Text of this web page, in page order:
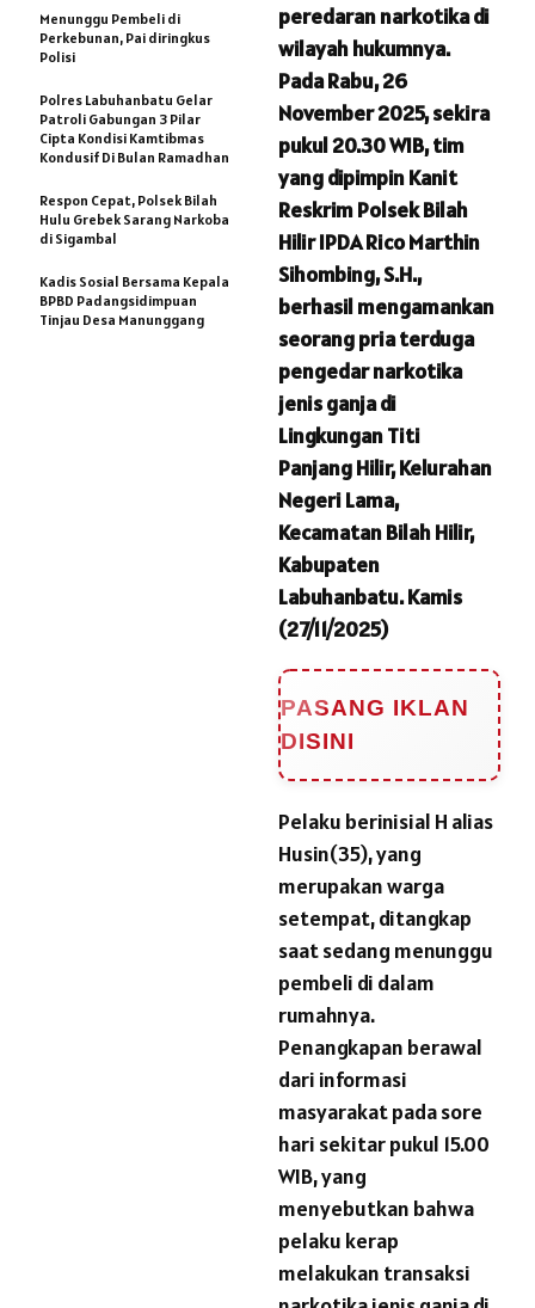
peredaran narkotika di
wilayah hukumnya.
Pada Rabu, 26
November 2025, sekira
pukul 20.30 WIB, tim
yang dipimpin Kanit
Reskrim Polsek Bilah
Hilir IPDA Rico Marthin
Sihombing, S.H.,
berhasil mengamankan
seorang pria terduga
pengedar narkotika
jenis ganja di
Lingkungan Titi
Panjang Hilir, Kelurahan
Negeri Lama,
Kecamatan Bilah Hilir,
Kabupaten
Labuhanbatu. Kamis
(27/11/2025)
PASANG IKLAN
DISINI
Pelaku berinisial H alias
Husin(35), yang
merupakan warga
setempat, ditangkap
saat sedang menunggu
pembeli di dalam
rumahnya.
Penangkapan berawal
dari informasi
masyarakat pada sore
hari sekitar pukul 15.00
WIB, yang
menyebutkan bahwa
pelaku kerap
melakukan transaksi
Menunggu Pembeli di
Perkebunan, Pai diringkus
Polisi
Polres Labuhanbatu Gelar
Patroli Gabungan 3 Pilar
Cipta Kondisi Kamtibmas
Kondusif Di Bulan Ramadhan
Respon Cepat, Polsek Bilah
Hulu Grebek Sarang Narkoba
di Sigambal
Kadis Sosial Bersama Kepala
BPBD Padangsidimpuan
Tinjau Desa Manunggang